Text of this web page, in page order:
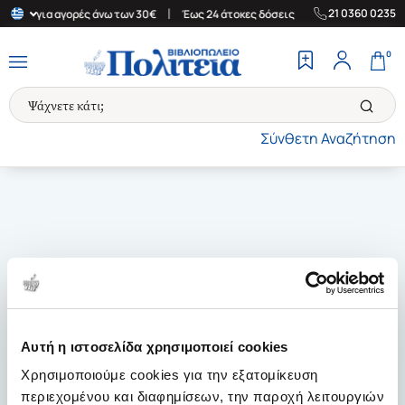
Αυτή η ιστοσελίδα χρησιμοποιεί cookies
Χρησιμοποιούμε cookies για την εξατομίκευση
περιεχομένου και διαφημίσεων, την παροχή λειτουργιών
για αγορές άνω των 30€ Έως 24 άτοκες δόσεις | Δωρεάν
21 0360 0235
Σύνθετη Αναζήτηση
0